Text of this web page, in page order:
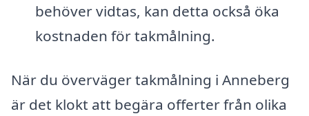
behöver vidtas, kan detta också öka
kostnaden för takmålning.
När du överväger takmålning i Anneberg
är det klokt att begära offerter från olika